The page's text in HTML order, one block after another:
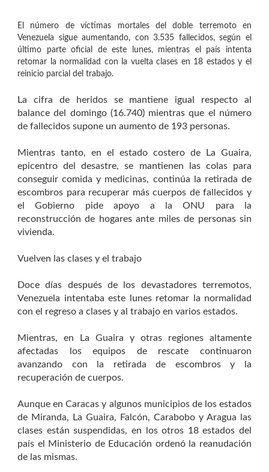
El número de víctimas mortales del doble terremoto en
Venezuela sigue aumentando, con 3.535 fallecidos, según el
último parte oficial de este lunes, mientras el país intenta
retomar la normalidad con la vuelta clases en 18 estados y el
reinicio parcial del trabajo.
La cifra de heridos se mantiene igual respecto al
balance del domingo (16.740) mientras que el número
de fallecidos supone un aumento de 193 personas.
Mientras tanto, en el estado costero de La Guaira,
epicentro del desastre, se mantienen las colas para
conseguir comida y medicinas, continúa la retirada de
escombros para recuperar más cuerpos de fallecidos y
el Gobierno pide apoyo a la ONU para la
reconstrucción de hogares ante miles de personas sin
vivienda.
Vuelven las clases y el trabajo
Doce días después de los devastadores terremotos,
Venezuela intentaba este lunes retomar la normalidad
con el regreso a clases y al trabajo en varios estados.
Mientras, en La Guaira y otras regiones altamente
afectadas los equipos de rescate continuaron
avanzando con la retirada de escombros y la
recuperación de cuerpos.
Aunque en Caracas y algunos municipios de los estados
de Miranda, La Guaira, Falcón, Carabobo y Aragua las
clases están suspendidas, en los otros 18 estados del
país el Ministerio de Educación ordenó la reanudación
de las mismas.